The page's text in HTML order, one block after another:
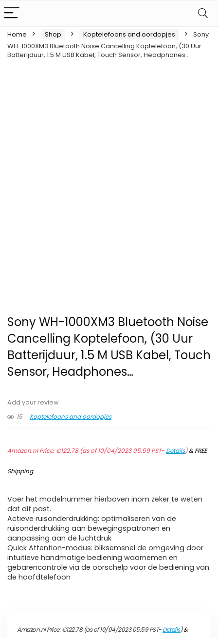
Home Shop Koptelefoons and oordopjes
Sony
WH-1000XM3 Bluetooth Noise Cancelling Koptelefoon, (30 Uur
Batterijduur, 1.5 M USB Kabel, Touch Sensor, Headphones…
Sony WH-1000XM3 Bluetooth Noise
Cancelling Koptelefoon, (30 Uur
Batterijduur, 1.5 M USB Kabel, Touch
Sensor, Headphones…
Add your review
15
Koptelefoons and oordopjes
Amazon.nl Price:€122.78(as of 10/04/2023 05:59 PST- Details)&FREE
Shipping.
Voer het modelnummer hierboven inom zeker te weten
dat dit past.
Actieve ruisonderdrukking: optimaliseren van de
ruisonderdrukking aan bewegingspatronen en
aanpassing aan de luchtdruk
Quick Attention-modus: bliksemsnel de omgeving door
intuïtieve handmatige bediening waarnemen en
gebarencontrole via de oorschelp voor de bediening van
de hoofdtelefoon
Amazon.nl Price:€122.78(as of 10/04/2023 05:59 PST-Details)&